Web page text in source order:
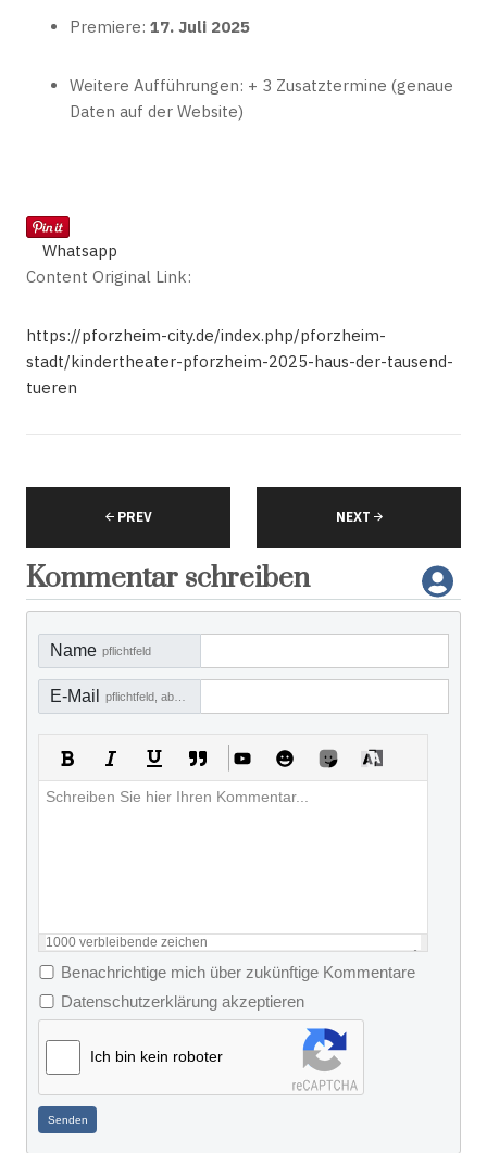
Premiere: 17. Juli 2025
Weitere Aufführungen: + 3 Zusatztermine (genaue
Daten auf der Website)
Whatsapp
Content Original Link:
https://pforzheim-city.de/index.php/pforzheim-
stadt/kindertheater-pforzheim-2025-haus-der-tausend-
tueren
PREV NEXT
Kommentar schreiben
Name pflichtfeld
E-Mail
1000 verbleibende zeichen
Benachrichtige mich über zukünftige Kommentare
Datenschutzerklärung akzeptieren
Ich bin kein roboter
Senden